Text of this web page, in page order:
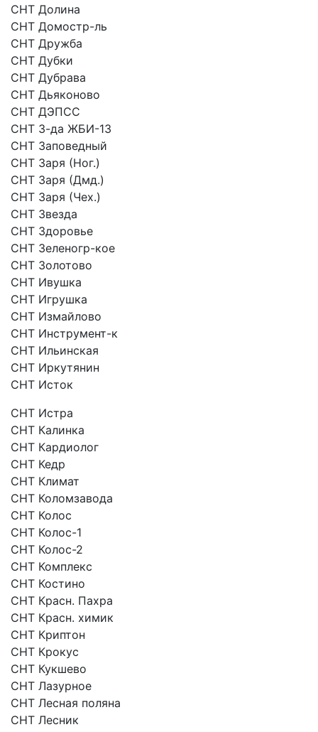
СНТ Долина
СНТ Домостр-ль
СНТ Дружба
СНТ Дубки
СНТ Дубрава
СНТ Дьяконово
СНТ ДЭПСС
СНТ З-да ЖБИ-13
СНТ Заповедный
СНТ Заря (Ног.)
СНТ Заря (Дмд.)
СНТ Заря (Чех.)
СНТ Звезда
СНТ Здоровье
СНТ Зеленогр-кое
СНТ Золотово
СНТ Ивушка
СНТ Игрушка
СНТ Измайлово
СНТ Инструмент-к
СНТ Ильинская
СНТ Иркутянин
СНТ Исток
СНТ Истра
СНТ Калинка
СНТ Кардиолог
СНТ Кедр
СНТ Климат
СНТ Коломзавода
СНТ Колос
СНТ Колос-1
СНТ Колос-2
СНТ Комплекс
СНТ Костино
СНТ Красн. Пахра
СНТ Красн. химик
СНТ Криптон
СНТ Крокус
СНТ Кукшево
СНТ Лазурное
СНТ Лесная поляна
СНТ Лесник